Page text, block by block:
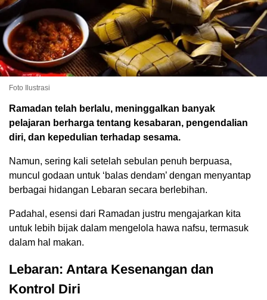
Foto Ilustrasi
Ramadan telah berlalu, meninggalkan banyak
pelajaran berharga tentang kesabaran, pengendalian
diri, dan kepedulian terhadap sesama.
Namun, sering kali setelah sebulan penuh berpuasa,
muncul godaan untuk ‘balas dendam’ dengan menyantap
berbagai hidangan Lebaran secara berlebihan.
Padahal, esensi dari Ramadan justru mengajarkan kita
untuk lebih bijak dalam mengelola hawa nafsu, termasuk
dalam hal makan.
Lebaran: Antara Kesenangan dan
Kontrol Diri